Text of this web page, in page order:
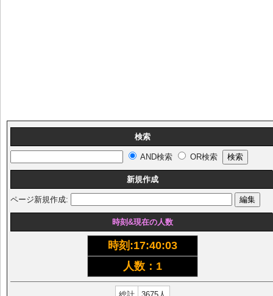
検索
AND検索 OR検索
新規作成
ページ新規作成:
時刻&現在の人数
時刻:17:40:03
人数：1